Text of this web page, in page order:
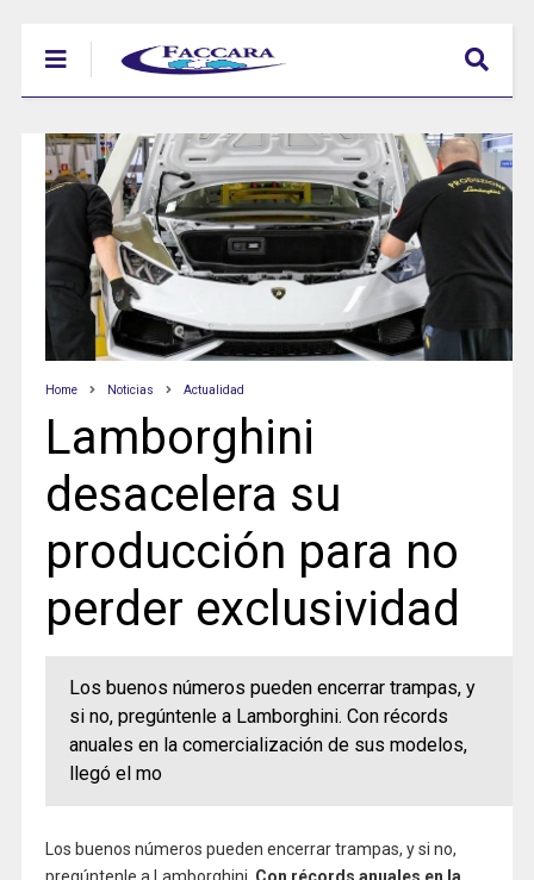
Home Noticias Actualidad
Lamborghini
desacelera su
producción para no
perder exclusividad
Los buenos números pueden encerrar trampas, y
si no, pregúntenle a Lamborghini. Con récords
anuales en la comercialización de sus modelos,
llegó el mo
Los buenos números pueden encerrar trampas, y si no,